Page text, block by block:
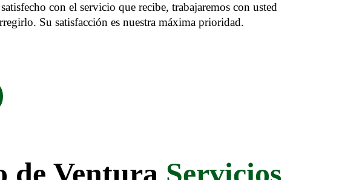
con el servicio que recibe, trabajaremos con usted
Su satisfacción es nuestra máxima prioridad.